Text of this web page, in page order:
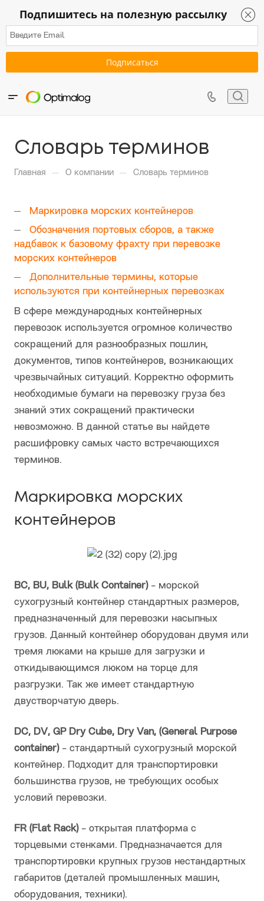
Подпишитесь на полезную рассылку
Словарь терминов
Главная — О компании — Словарь терминов
Маркировка морских контейнеров
Обозначения портовых сборов, а также
надбавок к базовому фрахту при перевозке
морских контейнеров
Дополнительные термины, которые
используются при контейнерных перевозках
В сфере международных контейнерных
перевозок используется огромное количество
сокращений для разнообразных пошлин,
документов, типов контейнеров, возникающих
чрезвычайных ситуаций. Корректно оформить
необходимые бумаги на перевозку груза без
знаний этих сокращений практически
невозможно. В данной статье вы найдете
расшифровку самых часто встречающихся
терминов.
Маркировка морских
контейнеров
BC, BU, Bulk (Bulk Container)- морской
сухогрузный контейнер стандартных размеров,
предназначенный для перевозки насыпных
грузов. Данный контейнер оборудован двумя или
тремя люками на крыше для загрузки и
откидывающимся люком на торце для
разгрузки. Так же имеет стандартную
двустворчатую дверь.
DC, DV, GP Dry Cube, Dry Van, (General Purpose
container)- стандартный сухогрузный морской
контейнер. Подходит для транспортировки
большинства грузов, не требующих особых
условий перевозки.
FR (Flat Rack)- открытая платформа с
торцевыми стенками. Предназначается для
транспортировки крупных грузов нестандартных
габаритов (деталей промышленных машин,
оборудования, техники).